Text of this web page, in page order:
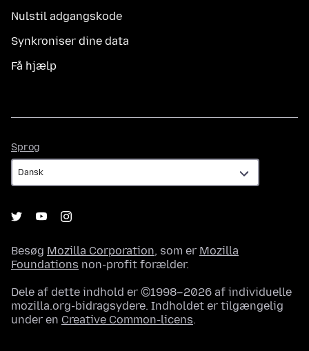
Nulstil adgangskode
Synkroniser dine data
Få hjælp
Sprog
Besøg Mozilla Corporation, som er Mozilla
Foundations non-profit forælder.
Dele af dette indhold er ©1998–2026 af individuelle
mozilla.org-bidragsydere. Indholdet er tilgængelig
under en Creative Common-licens.